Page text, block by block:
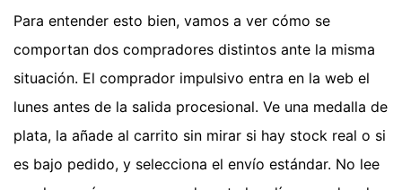
Para entender esto bien, vamos a ver cómo se
comportan dos compradores distintos ante la misma
situación. El comprador impulsivo entra en la web el
lunes antes de la salida procesional. Ve una medalla de
plata, la añade al carrito sin mirar si hay stock real o si
es bajo pedido, y selecciona el envío estándar. No lee